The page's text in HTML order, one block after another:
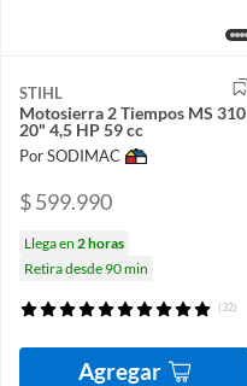
STIHL
Motosierra 2 Tiempos MS 310
20" 4,5 HP 59 cc
Por SODIMAC
$ 599.990
Llega en 2 horas
Retira desde 90 min
(32)
Agregar